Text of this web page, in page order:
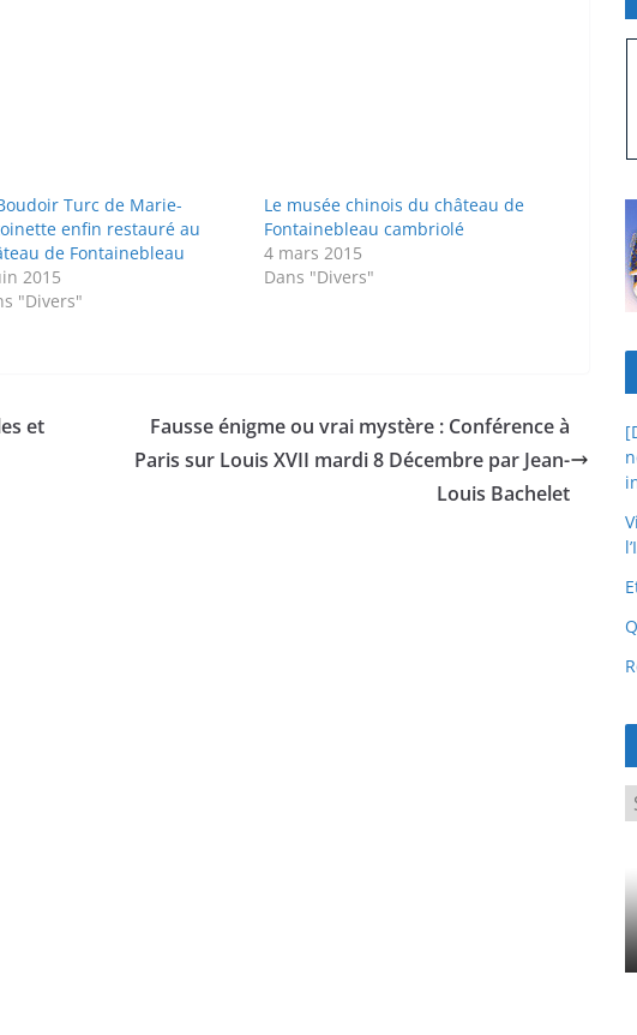
Turc de Marie-
enfin restauré au
de Fontainebleau
2015
"Divers"
Le musée chinois du château de
Fontainebleau cambriolé
4 mars 2015
Dans "Divers"
et
Fausse énigme ou vrai mystère : Conférence à
Paris sur Louis XVII mardi 8 Décembre par Jean-
Louis Bachelet
é
g
o
r